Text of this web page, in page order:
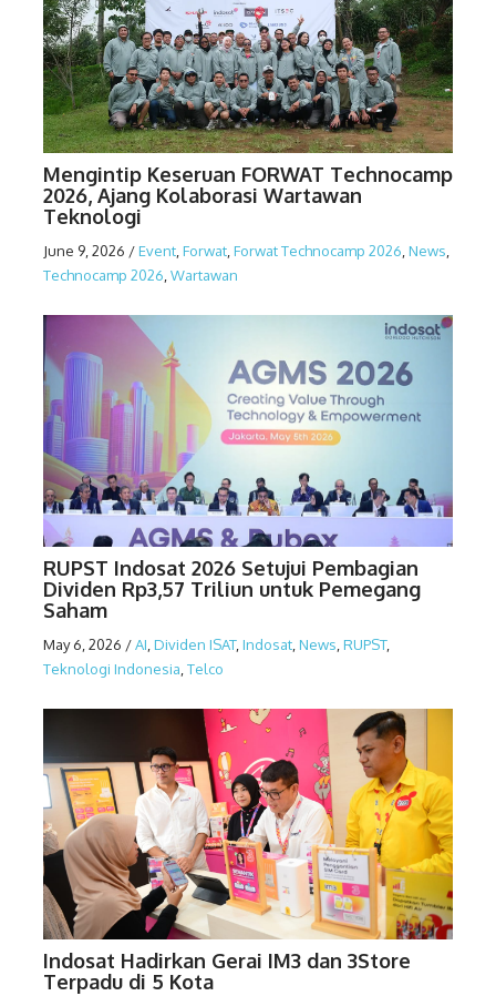
Mengintip Keseruan FORWAT Technocamp
2026, Ajang Kolaborasi Wartawan
Teknologi
June 9, 2026 /Event,Forwat,Forwat Technocamp 2026,News,
Technocamp 2026,Wartawan
RUPST Indosat 2026 Setujui Pembagian
Dividen Rp3,57 Triliun untuk Pemegang
Saham
May 6, 2026 /AI Dividen ISAT, Indosat News RUPST,
Teknologi Indonesia Telco
Indosat Hadirkan Gerai IM3 dan 3Store
Terpadu di 5 Kota